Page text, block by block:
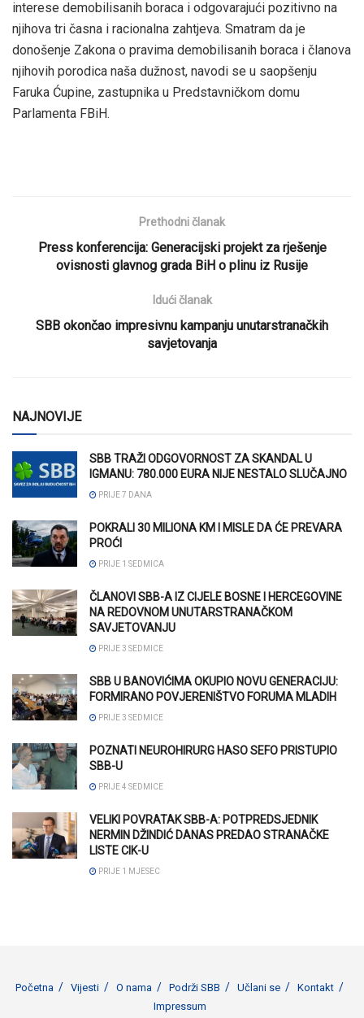
interese demobilisanih boraca i odgovarajući pozitivno na
njihova tri časna i racionalna zahtjeva. Smatram da je
donošenje Zakona o pravima demobilisanih boraca i članova
njihovih porodica naša dužnost, navodi se u saopšenju
Faruka Ćupine, zastupnika u Predstavničkom domu
Parlamenta FBiH.
Prethodni članak
Press konferencija: Generacijski projekt za rješenje
ovisnosti glavnog grada BiH o plinu iz Rusije
Idući članak
SBB okončao impresivnu kampanju unutarstranačkih
savjetovanja
NAJNOVIJE
SBB TRAŽI ODGOVORNOST ZA SKANDAL U
IGMANU: 780.000 EURA NIJE NESTALO SLUČAJNO
PRIJE 7 DANA
POKRALI 30 MILIONA KM I MISLE DA ĆE PREVARA
PROĆI
PRIJE 1 SEDMICA
ČLANOVI SBB-A IZ CIJELE BOSNE I HERCEGOVINE
NA REDOVNOM UNUTARSTRANAČKOM
SAVJETOVANJU
PRIJE 3 SEDMICE
SBB U BANOVIĆIMA OKUPIO NOVU GENERACIJU:
FORMIRANO POVJERENIŠTVO FORUMA MLADIH
PRIJE 3 SEDMICE
POZNATI NEUROHIRURG HASO SEFO PRISTUPIO
SBB-U
PRIJE 4 SEDMICE
VELIKI POVRATAK SBB-A: POTPREDSJEDNIK
NERMIN DŽINDIĆ DANAS PREDAO STRANAČKE
LISTE CIK-U
PRIJE 1 MJESEC
Početna Vijesti O nama Podrži SBB Učlani se
Kontakt
Impressum